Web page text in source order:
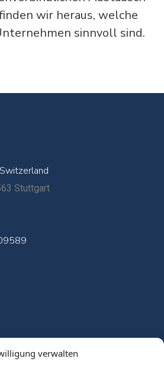
verwalten
wir heraus, welche
sinnvoll sind.
Stuttgart